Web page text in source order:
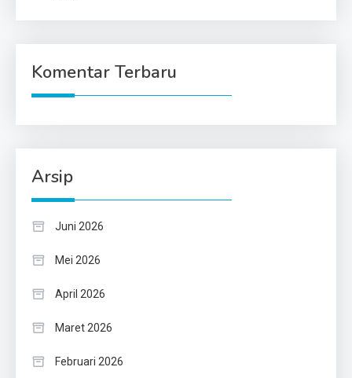
Komentar Terbaru
Arsip
Juni 2026
Mei 2026
April 2026
Maret 2026
Februari 2026